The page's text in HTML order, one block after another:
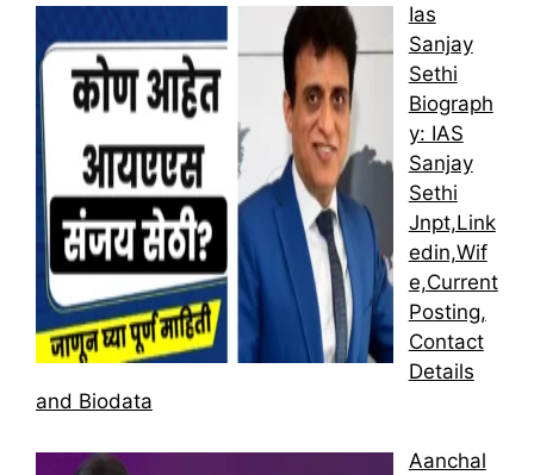
Ias
Sanjay
Sethi
Biograph
y: IAS
Sanjay
Sethi
Jnpt,Link
edin,Wif
e,Current
Posting,
Contact
Details
and Biodata
Aanchal